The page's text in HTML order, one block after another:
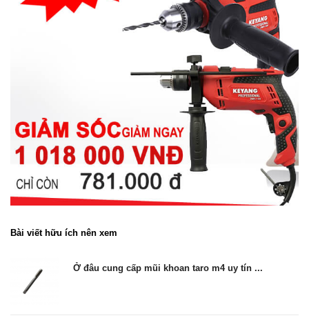
Bài viết hữu ích nên xem
Ở đâu cung cấp mũi khoan taro m4 uy tín ...